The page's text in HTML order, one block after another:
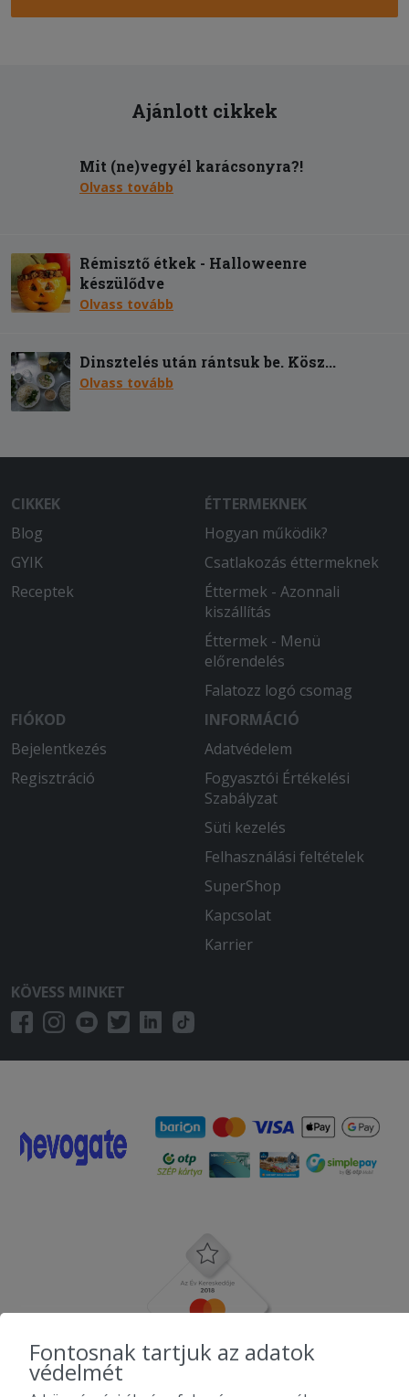
Ajánlott cikkek
Mit (ne)vegyél karácsonyra?!
Olvass tovább
Rémisztő étkek - Halloweenre
készülődve
Olvass tovább
Dinsztelés után rántsuk be. Kösz...
Olvass tovább
CIKKEK
Blog
GYIK
Receptek
ÉTTERMEKNEK
Hogyan működik?
Csatlakozás éttermeknek
Éttermek - Azonnali
kiszállítás
Éttermek - Menü
előrendelés
Falatozz logó csomag
FIÓKOD
Bejelentkezés
Regisztráció
INFORMÁCIÓ
Adatvédelem
Fogyasztói Értékelési
Szabályzat
Süti kezelés
Felhasználási feltételek
SuperShop
Kapcsolat
Karrier
KÖVESS MINKET
Fontosnak tartjuk az adatok
védelmét